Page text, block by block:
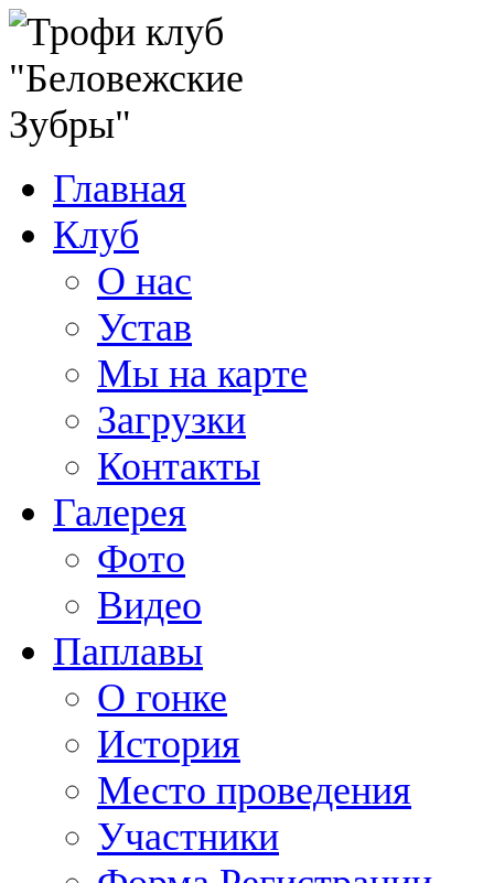
Главная
Клуб
О нас
Устав
Мы на карте
Загрузки
Контакты
Галерея
Фото
Видео
Паплавы
О гонке
История
Место проведения
Участники